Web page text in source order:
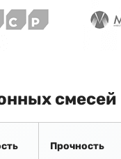
смесей
Прочность